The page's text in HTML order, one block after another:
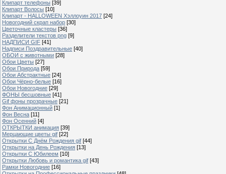
Клипарт телефоны [39]
Клипарт Волосы [10]
Клипарт - HALLOWEEN Хэллоуин 2017 [24]
Новогодний скрап набор [30]
Цветочные кластеры [36]
Разделители текстов png [9]
НАДПИСИ GIF [41]
Надписи Поздравительные [40]
ОБОИ с животными [28]
Обои Цветы [27]
Обои Природа [59]
Обои Абстрактные [24]
Обои Чёрно-белые [16]
Обои Новогодние [29]
ФОНЫ бесшовные [41]
Gif фоны прозрачные [21]
Фон Анимационный [1]
Фон Весна [11]
Фон Осенний [4]
ОТКРЫТКИ анимация [39]
Мерцающие цветы gif [22]
Открытки С Днём Рождения gif [44]
Открытки на День Рождения [13]
Открытки С Юбилеем [10]
Открытки Любовь и романтика gif [43]
Рамки Новогодние [16]